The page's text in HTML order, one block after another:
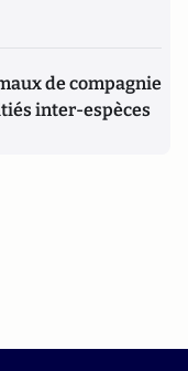
de compagnie
inter-espèces